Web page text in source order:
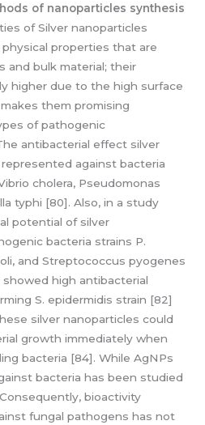
of nanoparticles synthesis
of Silver nanoparticles
properties that are
and bulk material; their
higher due to the high surface
them promising
of pathogenic
antibacterial effect silver
against bacteria
cholera, Pseudomonas
typhi [80]. Also, in a study
potential of silver
bacteria strains P.
and Streptococcus pyogenes
high antibacterial
S. epidermidis strain [82]
silver nanoparticles could
growth immediately when
bacteria [84]. While AgNPs
bacteria has been studied
bioactivity
fungal pathogens has not